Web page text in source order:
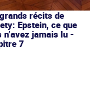
récits de
Epstein, ce que
n’avez jamais lu -
7